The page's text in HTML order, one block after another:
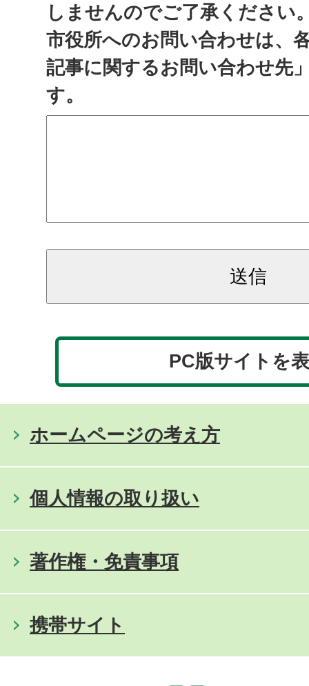
しませんのでご了承ください
市役所へのお問い合わせは、
記事に関するお問い合わせ先
す。
PC版サイトを
ホームページの考え方
個人情報の取り扱い
著作権・免責事項
携帯サイト